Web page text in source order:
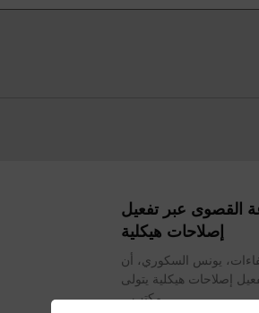
القصوى عبر تفعيل
إصلاحات هيكلية
يونس السكوري، أن
إصلاحات هيكلية يتولى
مكتب...